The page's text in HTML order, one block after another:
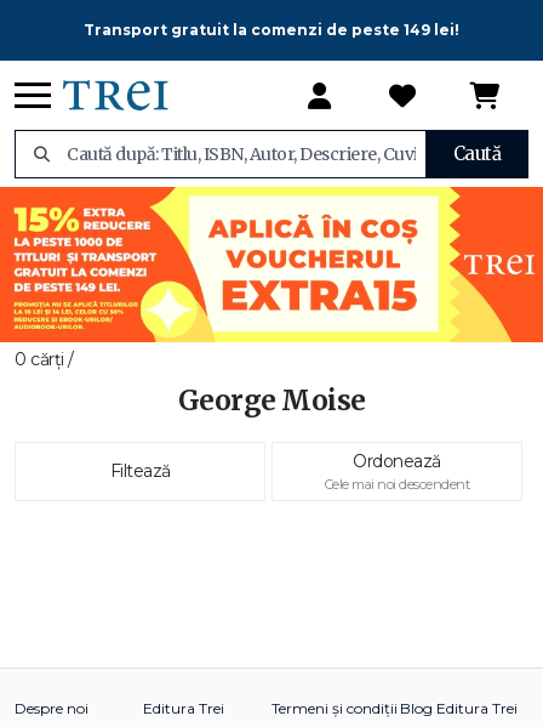
Transport gratuit la comenzi de peste 149 lei!
Caută
0 cărți /
George Moise
Filtează Ordonează
Cele mai noi descendent
Despre noi
Editura Trei
Termeni și condiții Blog Editura Trei